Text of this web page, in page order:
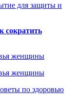
для защиты и
сократить
женщины
женщины
по здоровью